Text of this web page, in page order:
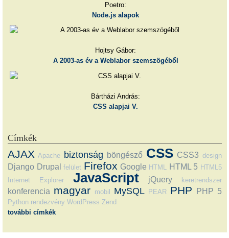
Poetro:
Node.js alapok
Hojtsy Gábor:
A 2003-as év a Weblabor szemszögéből
Bártházi András:
CSS alapjai V.
Címkék
AJAX Apache biztonság böngésző CSS CSS3 design
Django Drupal felület Firefox Google HTML HTML 5 HTML5
Internet Explorer
JavaScript jQuery keretrendszer
konferencia magyar mobil MySQL PEAR PHP PHP 5
Python rendezvény WordPress Zend
további címkék